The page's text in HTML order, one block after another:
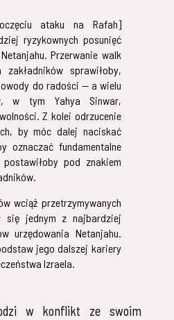
ataku na Rafah]
ryzykownych posunięć
Przerwanie walk
sprawiłoby,
do radości — a wielu
w tym Yahya Sinwar,
Z kolei odrzucenie
by móc dalej naciskać
oznaczać fundamentalne
pod znakiem
wciąż przetrzymywanych
się jednym z najbardziej
urzędowania Netanjahu.
jego dalszej kariery
Izraela.
w konflikt ze swoim